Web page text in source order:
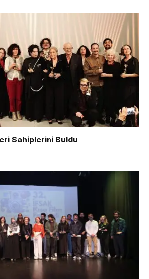
Sahiplerini Buldu